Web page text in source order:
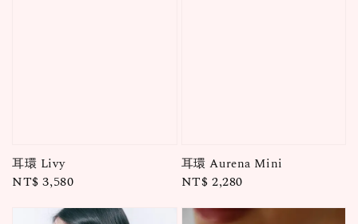
耳環 Livy
Regular
NT$ 3,580
耳環 Aurena Mini
Regular
NT$ 2,280